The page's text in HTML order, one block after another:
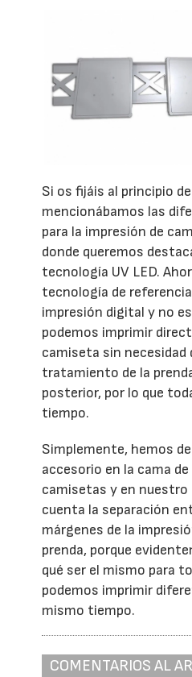
Si os fijáis al principio
mencionábamos las
para la impresión de
donde queremos
tecnología UV LED.
tecnología de
impresión digital y no
podemos imprimir
camiseta sin necesidad
tratamiento de la
posterior, por lo que
tiempo.
Simplemente, hemos
accesorio en la cama
camisetas y en
cuenta la separación
márgenes de la
prenda, porque
qué ser el mismo para
podemos imprimir
mismo tiempo.
COMENTARIOS AL